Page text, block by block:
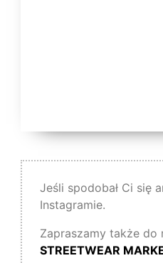
Jeśli spodobał Ci się
Instagramie.
Zapraszamy także do
STREETWEAR